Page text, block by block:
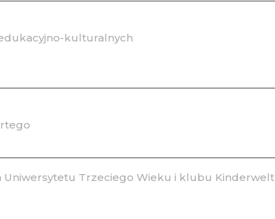
kulturalnych
Uniwersytetu Trzeciego Wieku i klubu Kinderwelt